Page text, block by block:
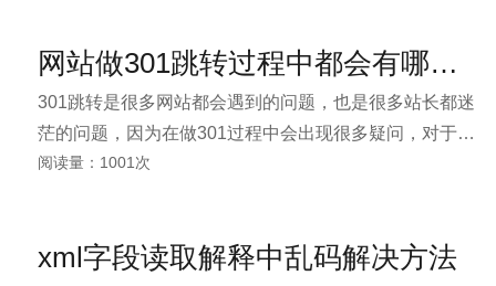
网站做301跳转过程中都会有哪些问题出现呢？
301跳转是很多网站都会遇到的问题，也是很多站长都迷
茫的问题，因为在做301过程中会出现很多疑问，对于新
手站长来说，这些疑问需要有人指点，需要全面了解。
解。
阅读量：1001次
xml字段读取解释中乱码解决方法